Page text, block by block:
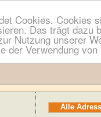
Cookies. Cookies
Das trägt dazu
Nutzung unserer
der Verwendung
Alle